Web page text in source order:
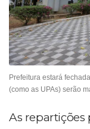
Prefeitura estará
(como as UPAs) serão
As